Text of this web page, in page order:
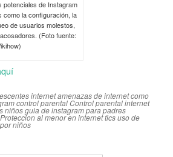
potenciales de Instagram
como la configuración, la
de usuarios molestos,
(Foto fuente:
internetamenazas de internetcomo
control parentalControl parental internet
niñosguia de instagram para padres
Proteccion al menor en internetticsuso de
niños